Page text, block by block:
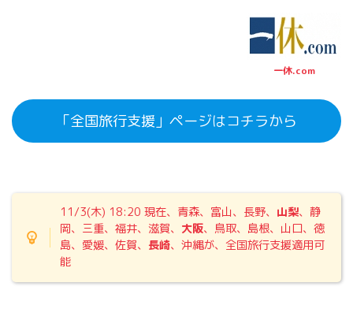
一休.com
「全国旅行支援」ページはコチラから
11/3(木) 18:20 現在、青森、富山、長野、 山梨、静
岡、三重、福井、滋賀、 大阪、鳥取、島根、山口、徳
島、愛媛、佐賀、 長崎、沖縄が、全国旅行支援適用可
能